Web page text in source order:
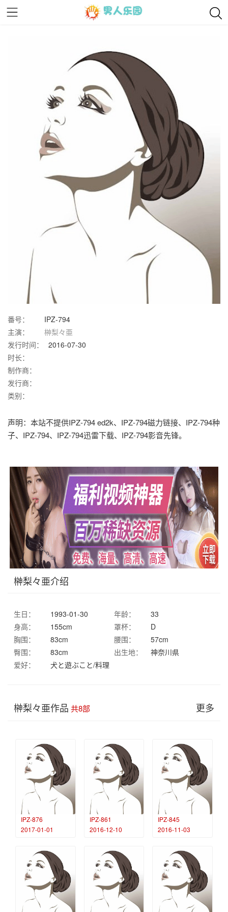
番号：
IPZ-794
主演：
榊梨々亜
发行时间：
2016-07-30
时长：
制作商：
发行商：
类别：
声明：本站不提供IPZ-794 ed2k、IPZ-794磁力链接、IPZ-794种
子、IPZ-794、IPZ-794迅雷下载、IPZ-794影音先锋。
榊梨々亜介绍
生日： 1993-01-30 年龄：
33
身高：
155cm 罩杯：
D
胸围：
83cm 腰围：
57cm
臀围：
83cm 出生地：
神奈川県
爱好：
犬と遊ぶこと/料理
更多
榊梨々亜作品 共8部
IPZ-876
2017-01-01
IPZ-861
2016-12-10
IPZ-845
2016-11-03